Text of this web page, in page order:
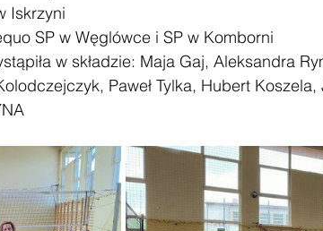
Iskrzyni
SP w Węglówce i SP w Komborni
w składzie: Maja Gaj, Aleksandra
Paweł Tylka, Hubert Koszela,